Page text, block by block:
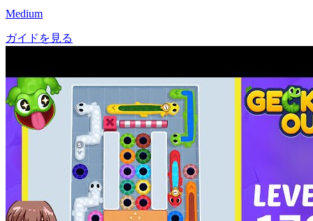
Medium
ガイドを見る